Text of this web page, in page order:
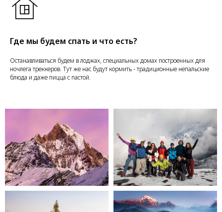
Где мы будем спать и что есть?
Останавливаться будем в лоджах, специальных домах построенных для
ночлега треккеров. Тут же нас будут кормить - традиционные непальские
блюда и даже пицца с пастой.